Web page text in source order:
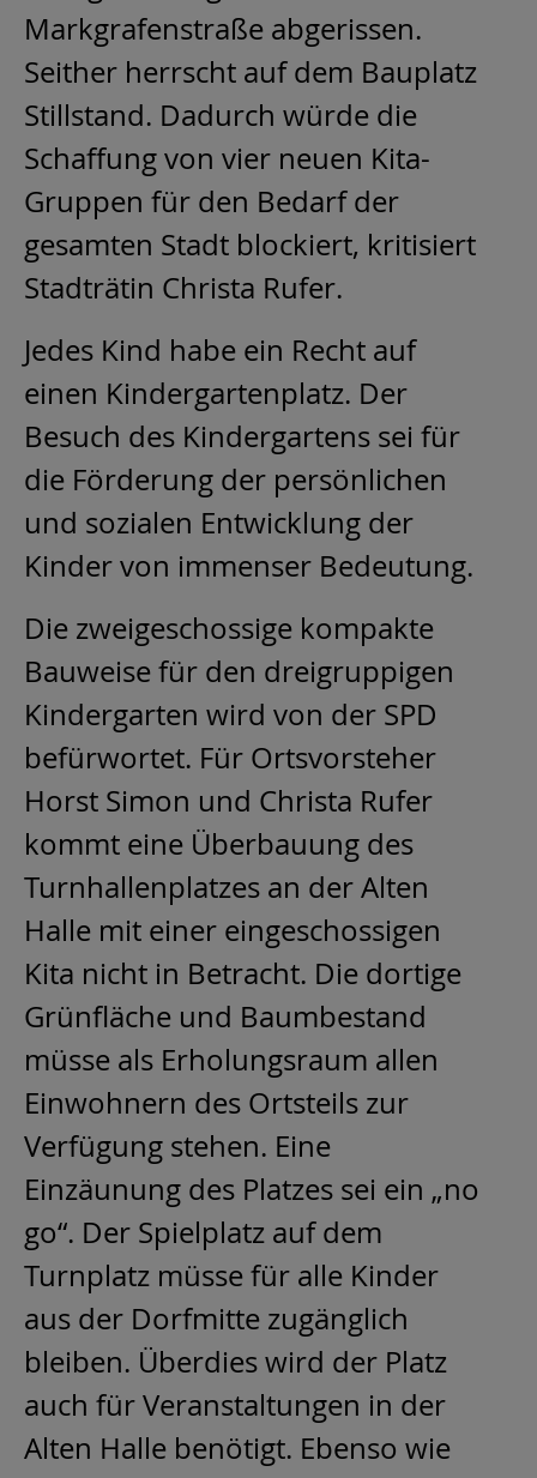
Markgrafenstraße abgerissen.
Seither herrscht auf dem Bauplatz
Stillstand. Dadurch würde die
Schaffung von vier neuen Kita-
Gruppen für den Bedarf der
gesamten Stadt blockiert, kritisiert
Stadträtin Christa Rufer.
Jedes Kind habe ein Recht auf
einen Kindergartenplatz. Der
Besuch des Kindergartens sei für
die Förderung der persönlichen
und sozialen Entwicklung der
Kinder von immenser Bedeutung.
Die zweigeschossige kompakte
Bauweise für den dreigruppigen
Kindergarten wird von der SPD
befürwortet. Für Ortsvorsteher
Horst Simon und Christa Rufer
kommt eine Überbauung des
Turnhallenplatzes an der Alten
Halle mit einer eingeschossigen
Kita nicht in Betracht. Die dortige
Grünfläche und Baumbestand
müsse als Erholungsraum allen
Einwohnern des Ortsteils zur
Verfügung stehen. Eine
Einzäunung des Platzes sei ein „no
go“. Der Spielplatz auf dem
Turnplatz müsse für alle Kinder
aus der Dorfmitte zugänglich
bleiben. Überdies wird der Platz
auch für Veranstaltungen in der
Alten Halle benötigt. Ebenso wie